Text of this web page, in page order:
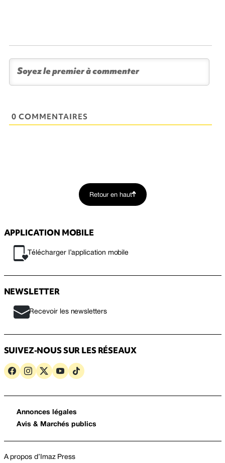
0 COMMENTAIRES
Retour en haut
APPLICATION MOBILE
Télécharger l’application mobile
NEWSLETTER
Recevoir les newsletters
SUIVEZ-NOUS SUR LES RÉSEAUX
Annonces légales
Avis & Marchés publics
A propos d’Imaz Press